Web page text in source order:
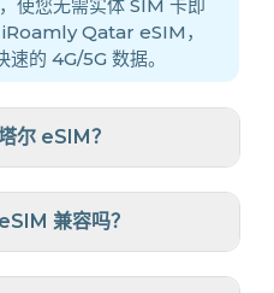
使您无需实体 SIM 卡即
iRoamly Qatar eSIM，
的 4G/5G 数据。
尔 eSIM？
兼容吗？